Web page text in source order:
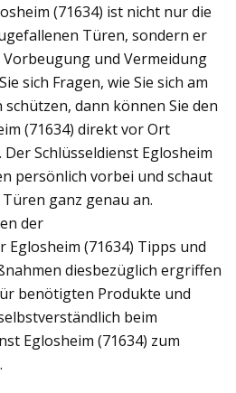
(71634) ist nicht nur die
Türen, sondern er
und Vermeidung
sich Fragen, wie Sie sich am
dann können Sie den
(71634) direkt vor Ort
Schlüsseldienst Eglosheim
persönlich vorbei und schaut
ganz genau an.
der
Eglosheim (71634) Tipps und
diesbezüglich ergriffen
benötigten Produkte und
beim
Eglosheim (71634) zum